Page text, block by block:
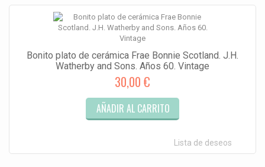
Bonito plato de cerámica Frae Bonnie Scotland. J.H.
Watherby and Sons. Años 60. Vintage
30,00 €
AÑADIR AL CARRITO
Lista de deseos